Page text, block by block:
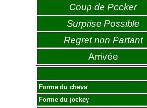
Coup de Pocker
Surprise Possible
Regret non Partant
Arrivée
Forme du cheval
Forme du jockey